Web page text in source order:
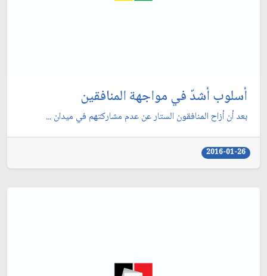
أسلوب أشدّ في مواجهة المنافقين
بعد أن أزاح المنافقون الستار عن عدم مشاركتهم في ميدان ...
2016-01-26